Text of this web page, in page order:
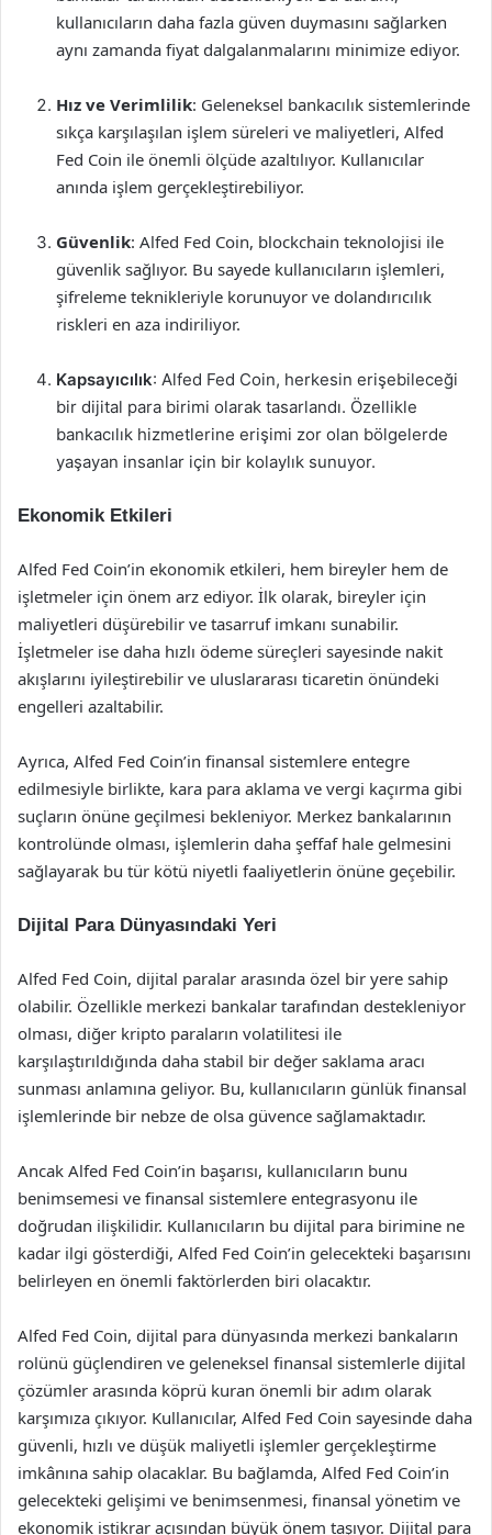
kullanıcıların daha fazla güven duymasını sağlarken
aynı zamanda fiyat dalgalanmalarını minimize ediyor.
Hız ve Verimlilik: Geleneksel bankacılık sistemlerinde
sıkça karşılaşılan işlem süreleri ve maliyetleri, Alfed
Fed Coin ile önemli ölçüde azaltılıyor. Kullanıcılar
anında işlem gerçekleştirebiliyor.
Güvenlik: Alfed Fed Coin, blockchain teknolojisi ile
güvenlik sağlıyor. Bu sayede kullanıcıların işlemleri,
şifreleme teknikleriyle korunuyor ve dolandırıcılık
riskleri en aza indiriliyor.
Kapsayıcılık: Alfed Fed Coin, herkesin erişebileceği
bir dijital para birimi olarak tasarlandı. Özellikle
bankacılık hizmetlerine erişimi zor olan bölgelerde
yaşayan insanlar için bir kolaylık sunuyor.
Ekonomik Etkileri
Alfed Fed Coin’in ekonomik etkileri, hem bireyler hem de
işletmeler için önem arz ediyor. İlk olarak, bireyler için
maliyetleri düşürebilir ve tasarruf imkanı sunabilir.
İşletmeler ise daha hızlı ödeme süreçleri sayesinde nakit
akışlarını iyileştirebilir ve uluslararası ticaretin önündeki
engelleri azaltabilir.
Ayrıca, Alfed Fed Coin’in finansal sistemlere entegre
edilmesiyle birlikte, kara para aklama ve vergi kaçırma gibi
suçların önüne geçilmesi bekleniyor. Merkez bankalarının
kontrolünde olması, işlemlerin daha şeffaf hale gelmesini
sağlayarak bu tür kötü niyetli faaliyetlerin önüne geçebilir.
Dijital Para Dünyasındaki Yeri
Alfed Fed Coin, dijital paralar arasında özel bir yere sahip
olabilir. Özellikle merkezi bankalar tarafından destekleniyor
olması, diğer kripto paraların volatilitesi ile
karşılaştırıldığında daha stabil bir değer saklama aracı
sunması anlamına geliyor. Bu, kullanıcıların günlük finansal
işlemlerinde bir nebze de olsa güvence sağlamaktadır.
Ancak Alfed Fed Coin’in başarısı, kullanıcıların bunu
benimsemesi ve finansal sistemlere entegrasyonu ile
doğrudan ilişkilidir. Kullanıcıların bu dijital para birimine ne
kadar ilgi gösterdiği, Alfed Fed Coin’in gelecekteki başarısını
belirleyen en önemli faktörlerden biri olacaktır.
Alfed Fed Coin, dijital para dünyasında merkezi bankaların
rolünü güçlendiren ve geleneksel finansal sistemlerle dijital
çözümler arasında köprü kuran önemli bir adım olarak
karşımıza çıkıyor. Kullanıcılar, Alfed Fed Coin sayesinde daha
güvenli, hızlı ve düşük maliyetli işlemler gerçekleştirme
imkânına sahip olacaklar. Bu bağlamda, Alfed Fed Coin’in
gelecekteki gelişimi ve benimsenmesi, finansal yönetim ve
ekonomik istikrar açısından büyük önem taşıyor. Dijital para